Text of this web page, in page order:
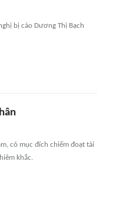
bị cáo Dương Thị Bạch
có mục đích chiếm đoạt tài
khắc.